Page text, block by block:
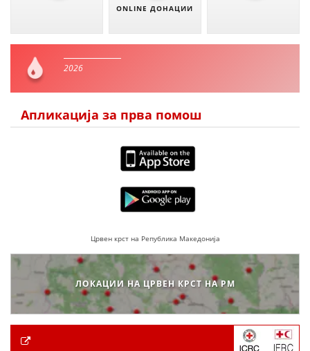
ONLINE ДОНАЦИИ
2026
Апликација за прва помош
Црвен крст на Република Македонија
ЛОКАЦИИ НА ЦРВЕН КРСТ НА РМ